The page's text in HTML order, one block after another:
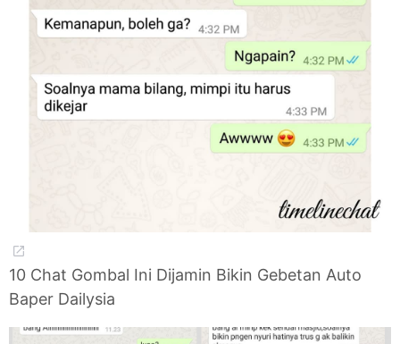
10 Chat Gombal Ini Dijamin Bikin Gebetan Auto
Baper Dailysia